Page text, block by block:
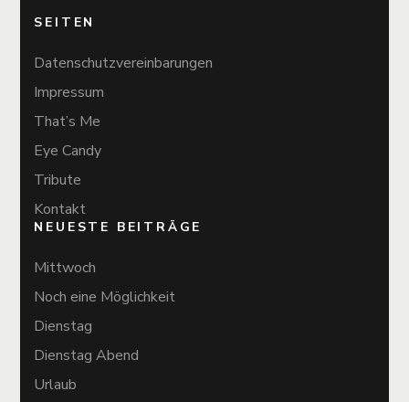
SEITEN
Datenschutzvereinbarungen
Impressum
That’s Me
Eye Candy
Tribute
Kontakt
NEUESTE BEITRÄGE
Mittwoch
Noch eine Möglichkeit
Dienstag
Dienstag Abend
Urlaub